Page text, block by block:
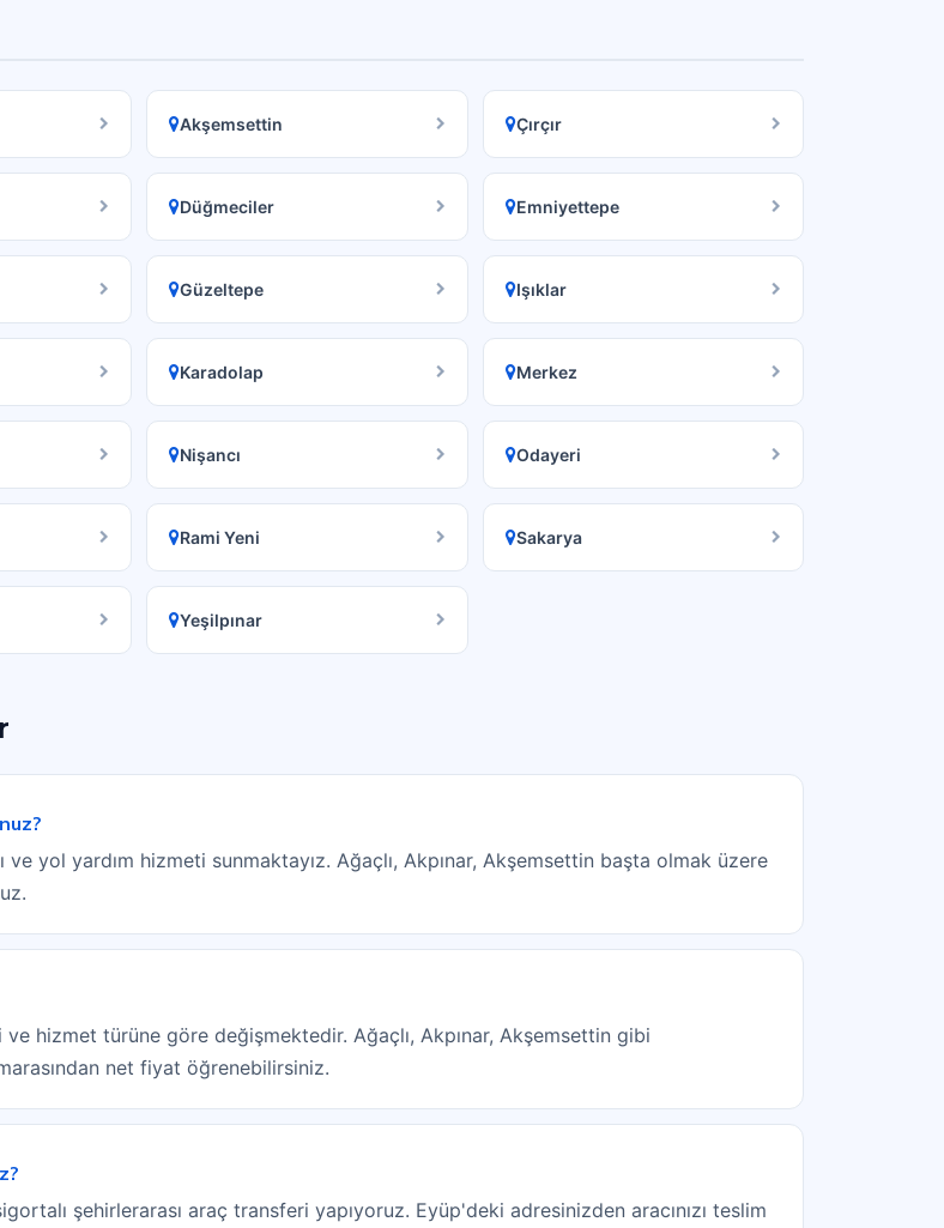
Akşemsettin Çırçır
Düğmeciler Emniyettepe
Güzeltepe Işıklar
Karadolap Merkez
Nişancı Odayeri
Rami Yeni Sakarya
Yeşilpınar
yol yardım hizmeti sunmaktayız. Ağaçlı, Akpınar, Akşemsettin başta olmak üzere
hizmet türüne göre değişmektedir. Ağaçlı, Akpınar, Akşemsettin gibi
net fiyat öğrenebilirsiniz.
şehirlerarası araç transferi yapıyoruz. Eyüp'deki adresinizden aracınızı teslim